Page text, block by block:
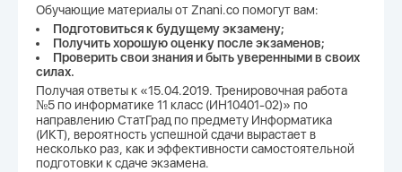
Обучающие материалы от Znani.co помогут вам:
Подготовиться к будущему экзамену;
Получить хорошую оценку после экзаменов;
Проверить свои знания и быть уверенными в своих
силах.
Получая ответы к «15.04.2019. Тренировочная работа
№5 по информатике 11 класс (ИН10401-02)» по
направлению СтатГрад по предмету Информатика
(ИКТ), вероятность успешной сдачи вырастает в
несколько раз, как и эффективности самостоятельной
подготовки к сдаче экзамена.